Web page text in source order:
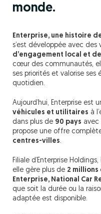
monde.
Enterprise, une histoire
s’est développée avec des
d’engagement local et
cœur des communautés,
ses priorités et valorise
quotidien.
Aujourd’hui, Enterprise est
véhicules et utilitaires à
dans plus de 90 pays avec
propose une offre
centres-villes.
Filiale d’Enterprise Holdings,
elle gère plus de 2 millions
Enterprise, National Car
que soit la durée ou la
adaptée est disponible.